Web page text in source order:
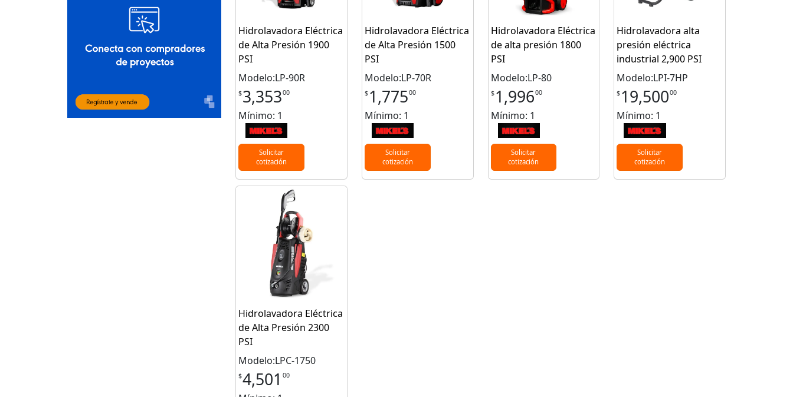
Hidrolavadora Eléctrica
de Alta Presión 1900
PSI
Modelo:LP-90R
$3,35300
Mínimo: 1
Solicitar
cotización
Hidrolavadora Eléctrica
de Alta Presión 1500
PSI
Modelo:LP-70R
$ 1,77500
Mínimo: 1
Solicitar
cotización
Hidrolavadora Eléctrica
de alta presión 1800
PSI
Modelo:LP-80
$ 1,99600
Mínimo: 1
Solicitar
cotización
Hidrolavadora alta
presión eléctrica
industrial 2,900 PSI
Modelo:LPI-7HP
$ 19,50000
Mínimo: 1
Solicitar
cotización
Hidrolavadora Eléctrica
de Alta Presión 2300
PSI
Modelo:LPC-1750
$4,501 00